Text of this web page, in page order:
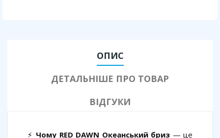
ОПИС
ДЕТАЛЬНІШЕ ПРО ТОВАР
ВІДГУКИ
⚡ Чому RED DAWN Океанський бриз — це